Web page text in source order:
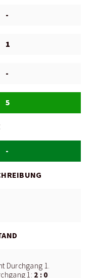
-
1
-
5
-
Durchgang 1.
1: 2 : 0